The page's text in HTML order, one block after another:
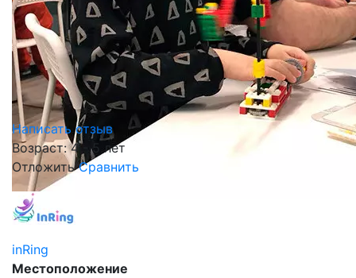
Написать отзыв
Возраст: 4 - 5 лет
Отложить Сравнить
inRing
Местоположение